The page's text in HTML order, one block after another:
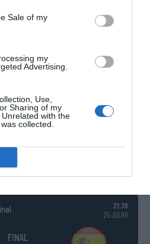
Sale of my
my
Advertising.
Use,
Sharing of my
with the
collected.
INTERNACIONAIS
21:30
25 JULHO
FINAL